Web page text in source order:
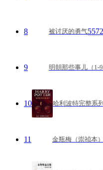
8 被讨厌的勇气
9 明朝那些事儿（1-9
10 哈利波特完整系列
11 金瓶梅（崇祯本）